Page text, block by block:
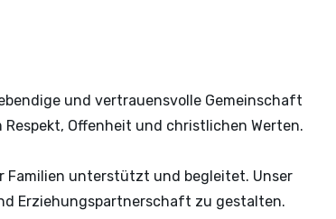
und vertrauensvolle Gemeinschaft
Offenheit und christlichen Werten.
Familien unterstützt und begleitet. Unser
Erziehungspartnerschaft zu gestalten.